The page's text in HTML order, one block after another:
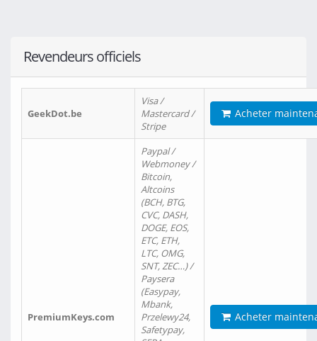
Revendeurs officiels
GeekDot.be
Visa /
Mastercard /
Stripe
Acheter
PremiumKeys.com
Paypal /
Webmoney /
Bitcoin,
Altcoins
(BCH, BTG,
CVC, DASH,
DOGE, EOS,
ETC, ETH,
LTC, OMG,
SNT, ZEC…) /
Paysera
(Easypay,
Mbank,
Przelewy24,
Safetypay,
Acheter